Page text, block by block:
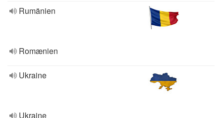
Rumänien
Romænien
Ukraine
Ukraine